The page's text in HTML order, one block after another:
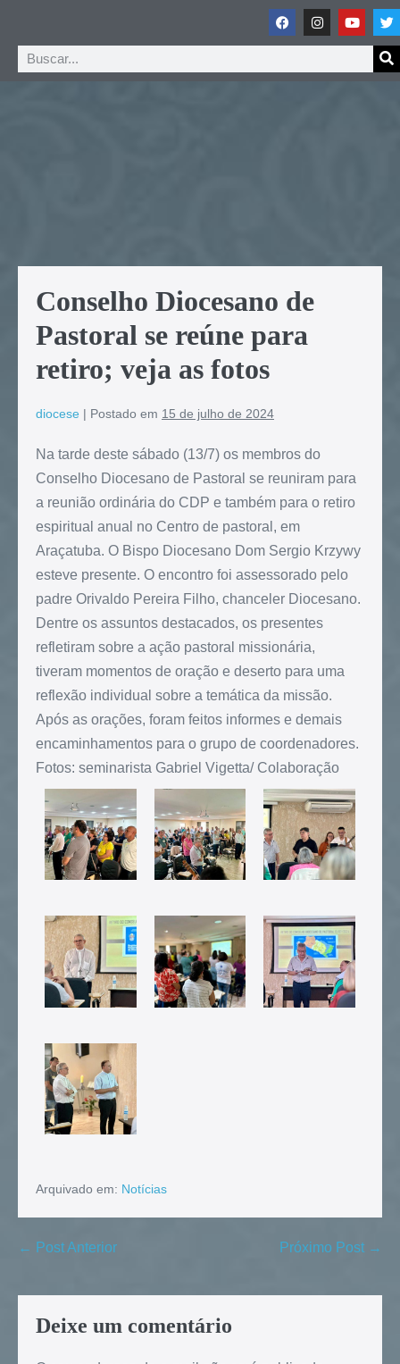
Conselho Diocesano de
Pastoral se reúne para
retiro; veja as fotos
diocese | Postado em 15 de julho de 2024
Na tarde deste sábado (13/7) os membros do
Conselho Diocesano de Pastoral se reuniram para
a reunião ordinária do CDP e também para o retiro
espiritual anual no Centro de pastoral, em
Araçatuba. O Bispo Diocesano Dom Sergio Krzywy
esteve presente. O encontro foi assessorado pelo
padre Orivaldo Pereira Filho, chanceler Diocesano.
Dentre os assuntos destacados, os presentes
refletiram sobre a ação pastoral missionária,
tiveram momentos de oração e deserto para uma
reflexão individual sobre a temática da missão.
Após as orações, foram feitos informes e demais
encaminhamentos para o grupo de coordenadores.
Fotos: seminarista Gabriel Vigetta/ Colaboração
Arquivado em: Notícias
← Post Anterior Próximo Post →
Deixe um comentário